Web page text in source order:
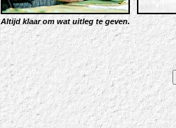
Altijd klaar om wat uitleg te geven.